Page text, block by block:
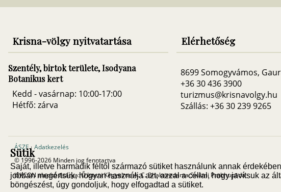
Sütik
Saját, illetve harmadik féltől származó sütiket használunk annak
jobban megértsük, hogyan használja azt, azzal a céllal, hogy javítsuk az
böngészést, úgy gondoljuk, hogy elfogadtad a sütiket.
Krisna-völgy nyitvatartása
Szentély, birtok területe, Isodyana
Botanikus kert
Kedd - vasárnap: 10:00-17:00
Hétfő: zárva
Elérhetőség
8699 Somogyvámos,
+36 30 436 3900
turizmus@krisnavolgy.hu
Szállás: +36 30 239 9265
ÁSZF · Adatkezelés
© 1996-2026 Minden jog fenntartva
ISKCON alapító ācārya: Ő Isteni Kegyelme A. C. Bhaktivedanta Swāmi Prabhupāda